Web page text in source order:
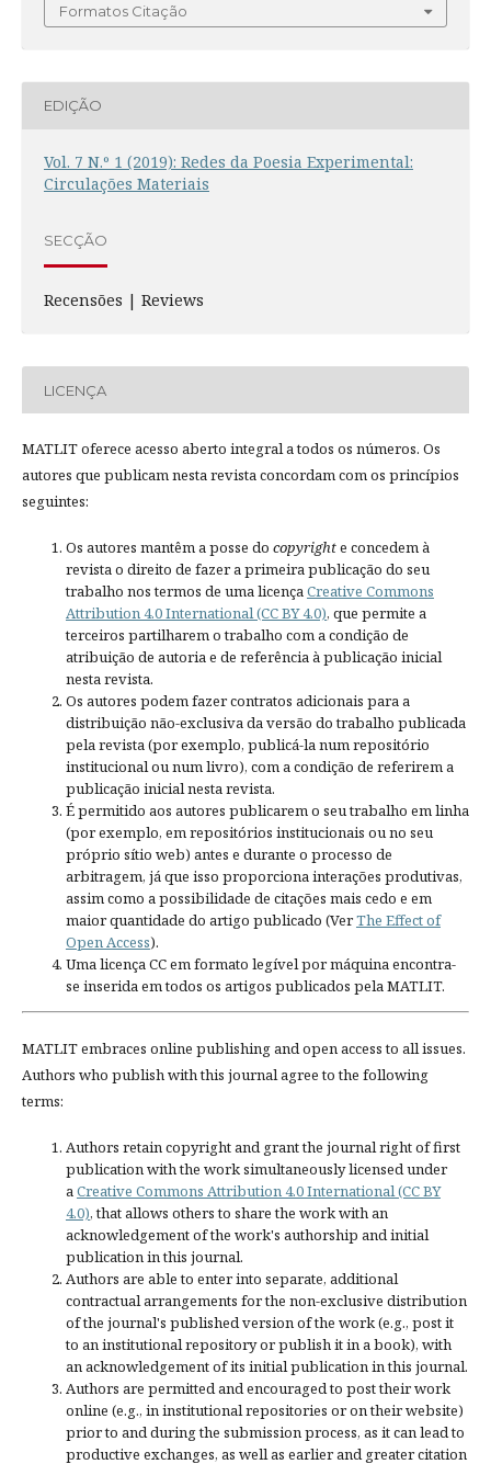
Formatos Citação
EDIÇÃO
Vol. 7 N.º 1 (2019): Redes da Poesia Experimental:
Circulações Materiais
SECÇÃO
Recensões | Reviews
LICENÇA
MATLIT oferece acesso aberto integral a todos os números. Os
autores que publicam nesta revista concordam com os princípios
seguintes:
Os autores mantêm a posse do copyrighte concedem à
revista o direito de fazer a primeira publicação do seu
trabalho nos termos de uma licençaCreative Commons
Attribution 4.0 International (CC BY 4.0), que permite a
terceiros partilharem o trabalho com a condição de
atribuição de autoria e de referência à publicação inicial
nesta revista.
Os autores podem fazer contratos adicionais para a
distribuição não-exclusiva da versão do trabalho publicada
pela revista (por exemplo, publicá-la num repositório
institucional ou num livro), com a condição de referirem a
publicação inicial nesta revista.
É permitido aos autores publicarem o seu trabalho em linha
(por exemplo, em repositórios institucionais ou no seu
próprio sítio web) antes e durante o processo de
arbitragem, já que isso proporciona interações produtivas,
assim como a possibilidade de citações mais cedo e em
maior quantidade do artigo publicado (VerThe Effect of
Open Access).
Uma licença CC em formato legível por máquina encontra-
se inserida em todos os artigos publicados pela MATLIT.
MATLIT embraces online publishing and open access to all issues.
Authors who publish with this journal agree to the following
terms:
Authors retain copyright and grant the journal right of first
publication with the work simultaneously licensed under
aCreative Commons Attribution 4.0 International (CC BY
4.0), that allows others to share the work with an
acknowledgement of the work's authorship and initial
publication in this journal.
Authors are able to enter into separate, additional
contractual arrangements for the non-exclusive distribution
of the journal's published version of the work (e.g., post it
to an institutional repository or publish it in a book), with
an acknowledgement of its initial publication in this journal.
Authors are permitted and encouraged to post their work
online (e.g., in institutional repositories or on their website)
prior to and during the submission process, as it can lead to
productive exchanges, as well as earlier and greater citation